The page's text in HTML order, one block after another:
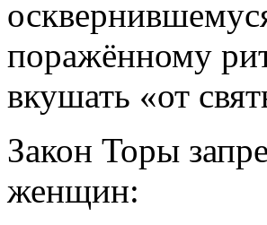
поражённому
вкушать «от
Закон Торы
женщин: